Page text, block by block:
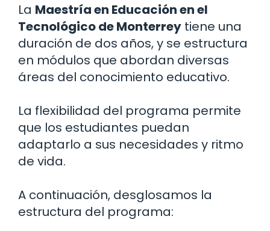
La Maestría en Educación en el
Tecnológico de Monterrey tiene una
duración de dos años, y se estructura
en módulos que abordan diversas
áreas del conocimiento educativo.
La flexibilidad del programa permite
que los estudiantes puedan
adaptarlo a sus necesidades y ritmo
de vida.
A continuación, desglosamos la
estructura del programa: